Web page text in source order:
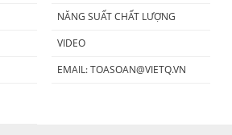
NĂNG SUẤT CHẤT LƯỢNG
VIDEO
EMAIL:TOASOAN@VIETQ.VN